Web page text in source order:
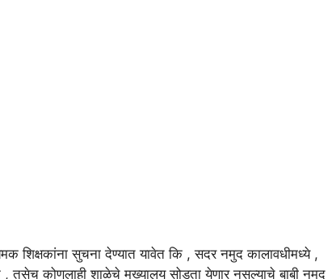
शिक्षकांना सुचना देण्यात यावेत कि , सदर नमुद कालावधीमध्ये ,
तसेच कोणलाही शाळेचे मुख्यालय सोडता येणार नसल्याचे बाबी नमुद